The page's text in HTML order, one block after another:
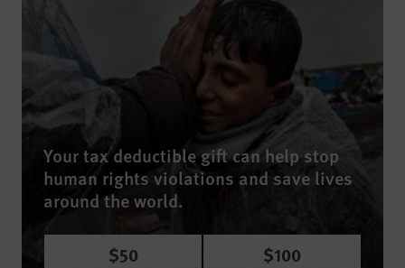
Your tax deductible gift can help stop
human rights violations and save lives
around the world.
$50
$100